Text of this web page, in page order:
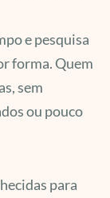
e pesquisa
forma. Quem
sem
ou pouco
para